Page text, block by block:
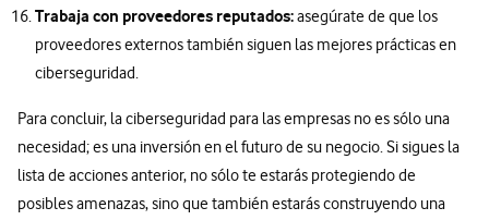
Trabaja con proveedores reputados:asegúrate de que los
proveedores externos también siguen las mejores prácticas en
ciberseguridad.
Para concluir, la ciberseguridad para las empresas no es sólo una
necesidad; es una inversión en el futuro de su negocio. Si sigues la
lista de acciones anterior, no sólo te estarás protegiendo de
posibles amenazas, sino que también estarás construyendo una